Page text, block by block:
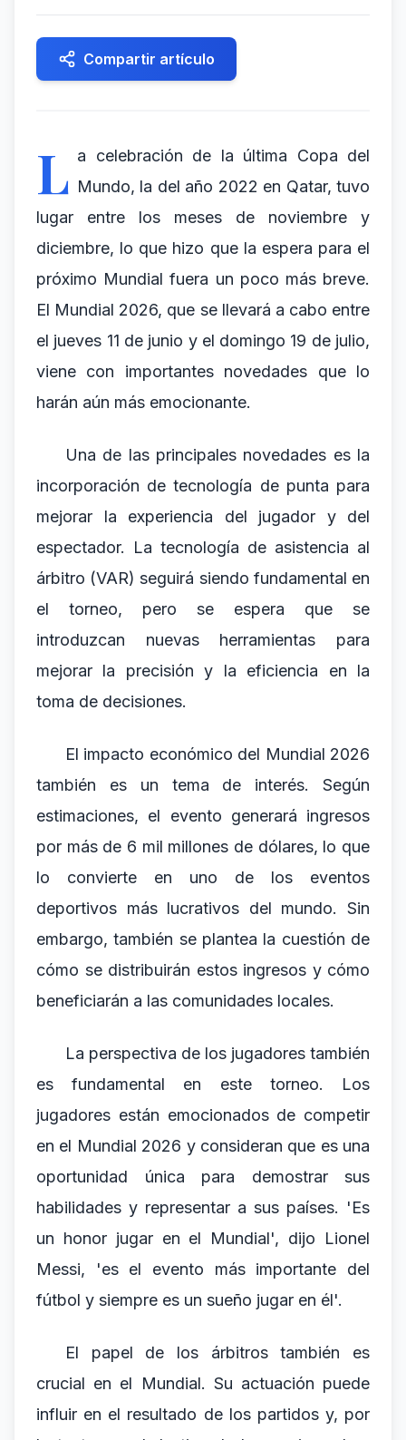
Compartir artículo
L a celebración de la última Copa del
Mundo, la del año 2022 en Qatar, tuvo
lugar entre los meses de noviembre y
diciembre, lo que hizo que la espera para el
próximo Mundial fuera un poco más breve.
El Mundial 2026, que se llevará a cabo entre
el jueves 11 de junio y el domingo 19 de julio,
viene con importantes novedades que lo
harán aún más emocionante.
Una de las principales novedades es la
incorporación de tecnología de punta para
mejorar la experiencia del jugador y del
espectador. La tecnología de asistencia al
árbitro (VAR) seguirá siendo fundamental en
el torneo, pero se espera que se
introduzcan nuevas herramientas para
mejorar la precisión y la eficiencia en la
toma de decisiones.
El impacto económico del Mundial 2026
también es un tema de interés. Según
estimaciones, el evento generará ingresos
por más de 6 mil millones de dólares, lo que
lo convierte en uno de los eventos
deportivos más lucrativos del mundo. Sin
embargo, también se plantea la cuestión de
cómo se distribuirán estos ingresos y cómo
beneficiarán a las comunidades locales.
La perspectiva de los jugadores también
es fundamental en este torneo. Los
jugadores están emocionados de competir
en el Mundial 2026 y consideran que es una
oportunidad única para demostrar sus
habilidades y representar a sus países. 'Es
un honor jugar en el Mundial', dijo Lionel
Messi, 'es el evento más importante del
fútbol y siempre es un sueño jugar en él'.
El papel de los árbitros también es
crucial en el Mundial. Su actuación puede
influir en el resultado de los partidos y, por